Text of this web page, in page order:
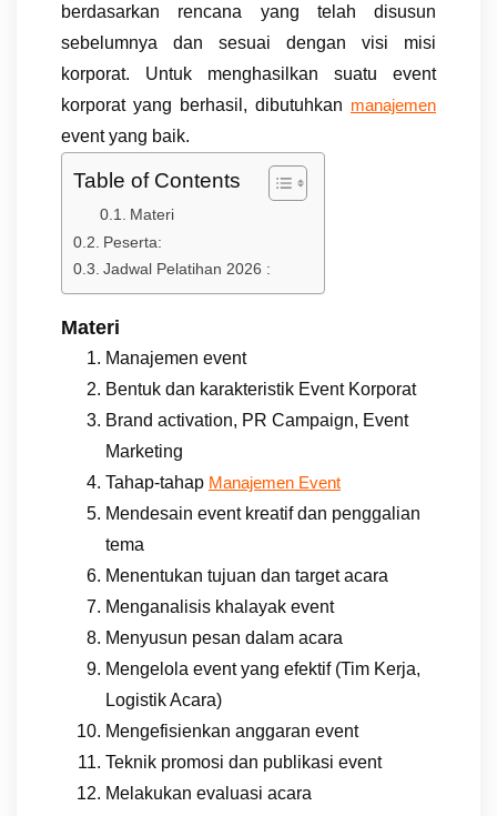
berdasarkan rencana yang telah disusun
sebelumnya dan sesuai dengan visi misi
korporat. Untuk menghasilkan suatu event
korporat yang berhasil, dibutuhkan manajemen
event yang baik.
Table of Contents
Materi
Peserta:
Jadwal Pelatihan 2026 :
Materi
Manajemen event
Bentuk dan karakteristik Event Korporat
Brand activation, PR Campaign, Event
Marketing
Tahap-tahap Manajemen Event
Mendesain event kreatif dan penggalian
tema
Menentukan tujuan dan target acara
Menganalisis khalayak event
Menyusun pesan dalam acara
Mengelola event yang efektif (Tim Kerja,
Logistik Acara)
Mengefisienkan anggaran event
Teknik promosi dan publikasi event
Melakukan evaluasi acara